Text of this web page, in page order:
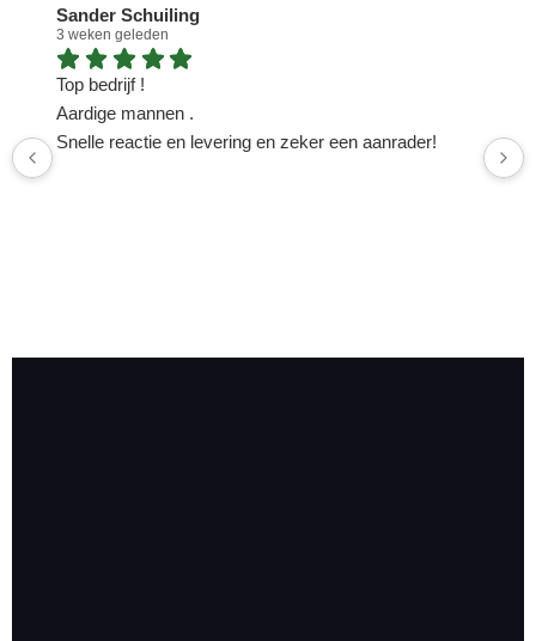
Sander Schuiling
3 weken geleden
Top bedrijf !
Aardige mannen .
Snelle reactie en levering en zeker een aanrader!